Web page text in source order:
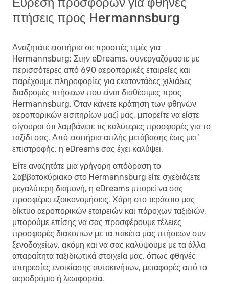
πτήσεις προς Hermannsburg
Αναζητάτε εισιτήρια σε προσιτές τιμές για
Hermannsburg; Στην eDreams, συνεργαζόμαστε με
περισσότερες από 690 αεροπορικές εταιρείες και
παρέχουμε πληροφορίες για εκατοντάδες χιλιάδες
διαδρομές πτήσεων που είναι διαθέσιμες προς
Hermannsburg. Όταν κάνετε κράτηση των φθηνών
αεροπορικών εισιτηρίων μαζί μας, μπορείτε να είστε
σίγουροι ότι λαμβάνετε τις καλύτερες προσφορές για το
ταξίδι σας. Από εισιτήρια απλής μετάβασης έως μετ'
επιστροφής, η eDreams σας έχει καλύψει.
Είτε αναζητάτε μια γρήγορη απόδραση το
Σαββατοκύριακο στο Hermannsburg είτε σχεδιάζετε
μεγαλύτερη διαμονή, η eDreams μπορεί να σας
προσφέρει εξοικονομήσεις. Χάρη στο τεράστιο μας
δίκτυο αεροπορικών εταιρειών και πάροχων ταξιδιών,
μπορούμε επίσης να σας προσφέρουμε τέλειες
προσφορές διακοπών με τα πακέτα μας πτήσεων συν
ξενοδοχείων, ακόμη και να σας καλύψουμε με τα άλλα
απαραίτητα ταξιδιωτικά στοιχεία μας, όπως φθηνές
υπηρεσίες ενοικίασης αυτοκινήτων, μεταφορές από το
αεροδρόμιο ή λεωφορεία.